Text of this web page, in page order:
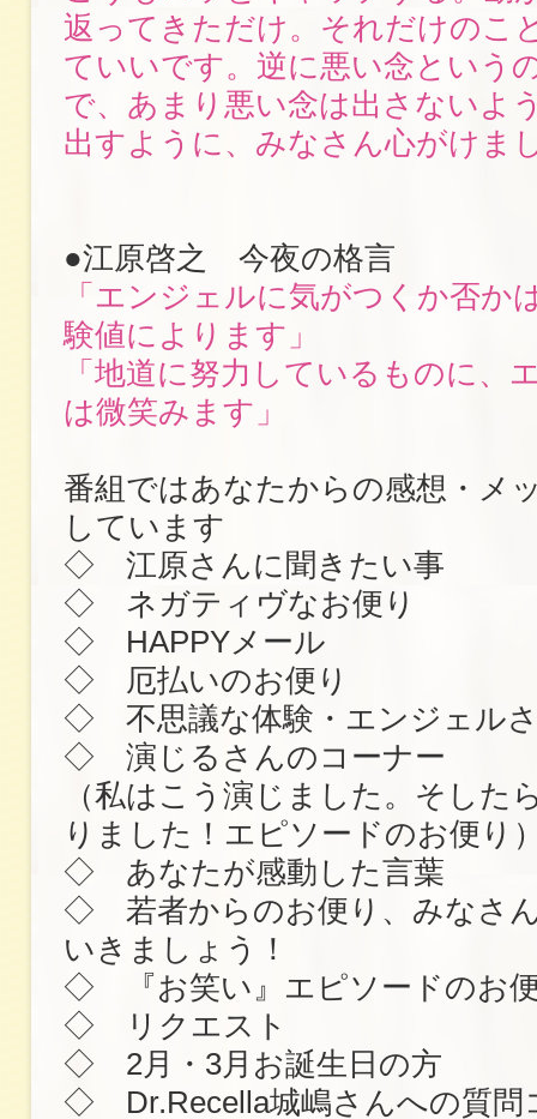
返ってきただけ。それだけのこ
ていいです。逆に悪い念という
で、あまり悪い念は出さないよ
出すように、みなさん心がけま
●江原啓之 今夜の格言
「エンジェルに気がつくか否か
験値によります」
「地道に努力しているものに、
は微笑みます」
番組ではあなたからの感想・メ
しています
◇ 江原さんに聞きたい事
◇ ネガティヴなお便り
◇ HAPPYメール
◇ 厄払いのお便り
◇ 不思議な体験・エンジェル
◇ 演じるさんのコーナー
（私はこう演じました。そした
りました！エピソードのお便り
◇ あなたが感動した言葉
◇ 若者からのお便り、みなさ
いきましょう！
◇ 『お笑い』エピソードのお
◇ リクエスト
◇ 2月・3月お誕生日の方
◇ Dr.Recella城嶋さんへの質問